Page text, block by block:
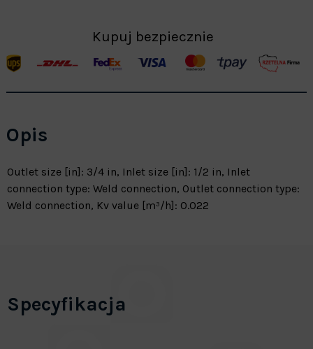
Kupuj bezpiecznie
Opis
Outlet size [in]: 3/4 in, Inlet size [in]: 1/2 in, Inlet
connection type: Weld connection, Outlet connection type:
Weld connection, Kv value [m³/h]: 0.022
Specyfikacja